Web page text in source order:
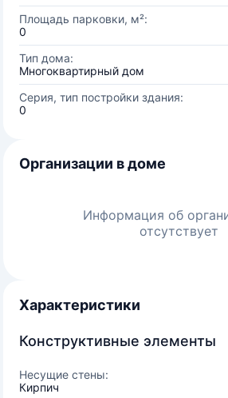
Площадь парковки, м²:
0
Тип дома:
Многоквартирный дом
Серия, тип постройки здания:
0
Организации в доме
Информация об
отсутствует
Характеристики
Конструктивные элементы
Несущие стены:
Кирпич